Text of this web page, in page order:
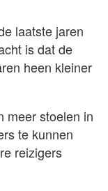
laatste jaren
is dat de
heen kleiner
meer stoelen in
te kunnen
reizigers